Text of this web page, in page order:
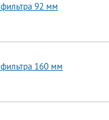
92 мм
160 мм